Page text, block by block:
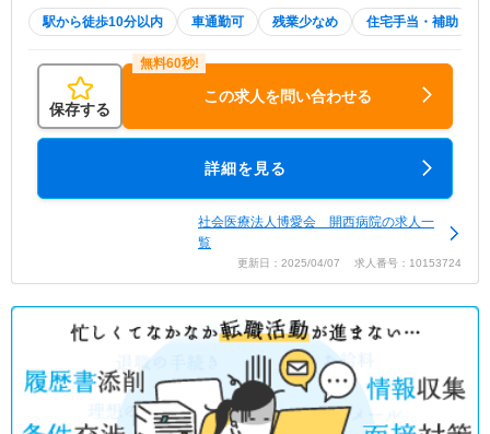
駅から徒歩10分以内 車通勤可 残業少なめ 住宅手当・補助
保存する
この求人を問い合わせる
詳細を見る
社会医療法人博愛会 開西病院の求人一
覧
更新日：2025/04/07 求人番号：10153724